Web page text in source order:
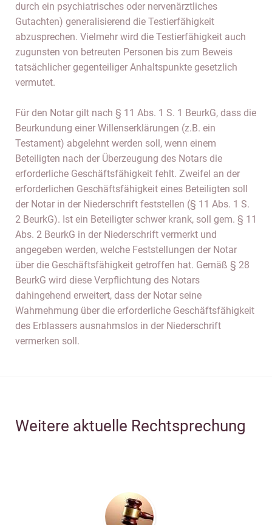
durch ein psychiatrisches oder nervenärztliches
Gutachten) generalisierend die Testierfähigkeit
abzusprechen. Vielmehr wird die Testierfähigkeit auch
zugunsten von betreuten Personen bis zum Beweis
tatsächlicher gegenteiliger Anhaltspunkte gesetzlich
vermutet.
Für den Notar gilt nach § 11 Abs. 1 S. 1 BeurkG, dass die
Beurkundung einer Willenserklärungen (z.B. ein
Testament) abgelehnt werden soll, wenn einem
Beteiligten nach der Überzeugung des Notars die
erforderliche Geschäftsfähigkeit fehlt. Zweifel an der
erforderlichen Geschäftsfähigkeit eines Beteiligten soll
der Notar in der Niederschrift feststellen (§ 11 Abs. 1 S.
2 BeurkG). Ist ein Beteiligter schwer krank, soll gem. § 11
Abs. 2 BeurkG in der Niederschrift vermerkt und
angegeben werden, welche Feststellungen der Notar
über die Geschäftsfähigkeit getroffen hat. Gemäß § 28
BeurkG wird diese Verpflichtung des Notars
dahingehend erweitert, dass der Notar seine
Wahrnehmung über die erforderliche Geschäftsfähigkeit
des Erblassers ausnahmslos in der Niederschrift
vermerken soll.
Weitere aktuelle Rechtsprechung